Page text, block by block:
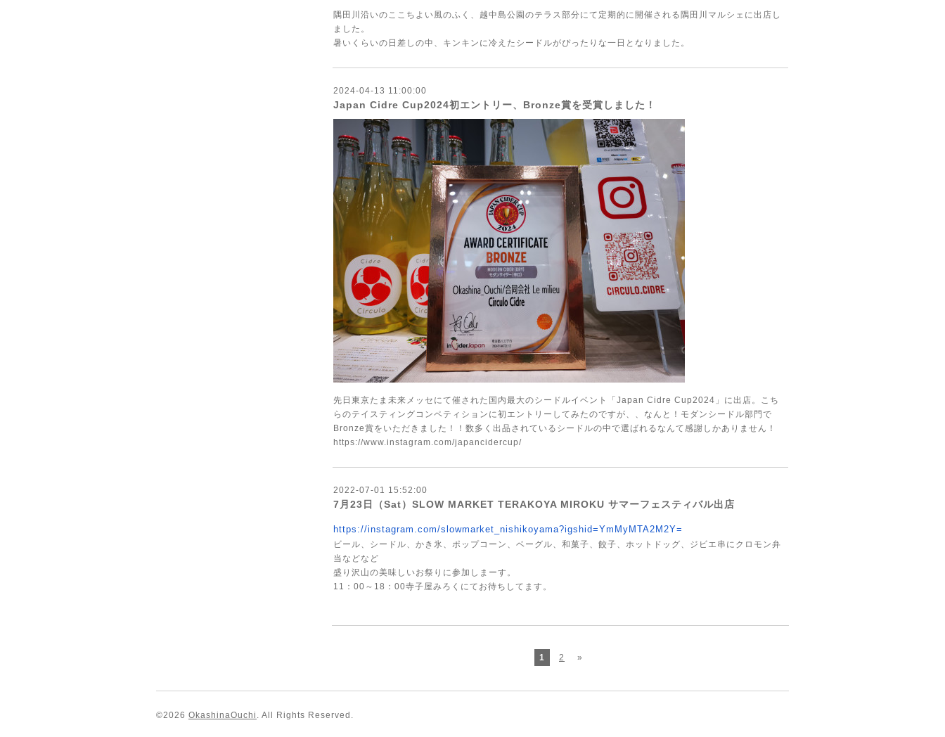
隅田川沿いのここちよい風のふく、越中島公園のテラス部分にて定期的に開催される隅田川マルシェに出店し
ました。
暑いくらいの日差しの中、キンキンに冷えたシードルがぴったりな一日となりました。
2024-04-13 11:00:00
Japan Cidre Cup2024初エントリー、Bronze賞を受賞しました！
先日東京たま未来メッセにて催された国内最大のシードルイベント「Japan Cidre Cup2024」に出店。こち
らのテイスティングコンペティションに初エントリーしてみたのですが、、なんと！モダンシードル部門で
Bronze賞をいただきました！！数多く出品されているシードルの中で選ばれるなんて感謝しかありません！
https://www.instagram.com/japancidercup/
2022-07-01 15:52:00
7月23日（Sat）SLOW MARKET TERAKOYA MIROKU サマーフェスティバル出店
https://instagram.com/slowmarket_nishikoyama?igshid=YmMyMTA2M2Y=
ビール、シードル、かき氷、ポップコーン、ベーグル、和菓子、餃子、ホットドッグ、ジビエ串にクロモン弁
当などなど
盛り沢山の美味しいお祭りに参加しまーす。
11：00～18：00寺子屋みろくにてお待ちしてます。
1 2 »
©2026 OkashinaOuchi . All Rights Reserved.